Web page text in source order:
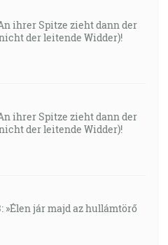
ihrer Spitze zieht dann der
der leitende Widder)!
ihrer Spitze zieht dann der
der leitende Widder)!
»Élen jár majd az hullámtörő